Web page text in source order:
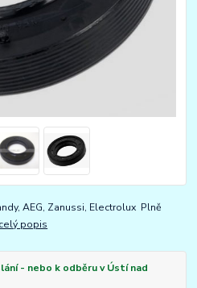
AEG, Zanussi, Electrolux Plně
celý popis
- nebo k odběru v Ústí nad